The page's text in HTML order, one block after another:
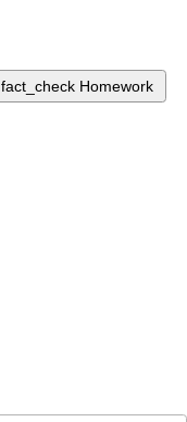
fact_check Homework